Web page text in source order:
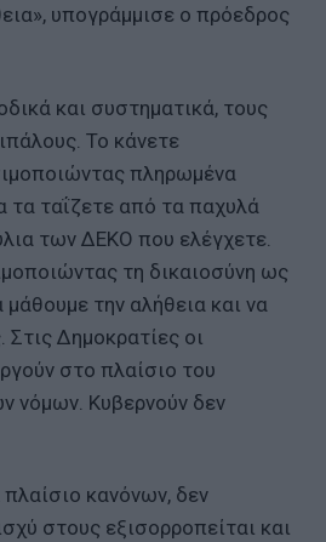
υπογράμμισε ο πρόεδρος
και συστηματικά, τους
Το κάνετε
πληρωμένα
ταΐζετε από τα παχυλά
των ΔΕΚΟ που ελέγχετε.
τη δικαιοσύνη ως
μάθουμε την αλήθεια και να
Δημοκρατίες οι
στο πλαίσιο του
νόμων. Κυβερνούν δεν
κανόνων, δεν
στους εξισορροπείται και